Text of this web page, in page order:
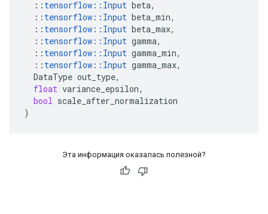
:: tensorflow :: Input beta,
:: tensorflow :: Input beta_min,
:: tensorflow :: Input beta_max,
:: tensorflow :: Input gamma,
:: tensorflow :: Input gamma_min,
:: tensorflow :: Input gamma_max,
DataType out_type,
float variance_epsilon,
bool scale_after_normalization
)
Эта информация оказалась полезной?